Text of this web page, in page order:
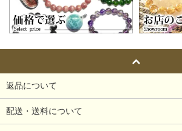
返品について
配送・送料について